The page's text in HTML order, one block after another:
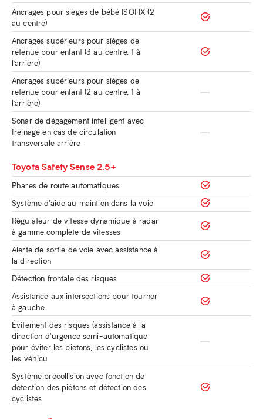
Ancrages pour sièges de bébé ISOFIX (2
au centre)
Ancrages supérieurs pour sièges de
retenue pour enfant (3 au centre, 1 à
l’arrière)
Ancrages supérieurs pour sièges de
retenue pour enfant (2 au centre, 1 à
l’arrière)
Sonar de dégagement intelligent avec
freinage en cas de circulation
transversale arrière
Toyota Safety Sense 2.5+
Phares de route automatiques
Système d'aide au maintien dans la voie
Régulateur de vitesse dynamique à radar
à gamme complète de vitesses
Alerte de sortie de voie avec assistance à
la direction
Détection frontale des risques
Assistance aux intersections pour tourner
à gauche
Évitement des risques (assistance à la
direction d'urgence semi-automatique
pour éviter les piétons, les cyclistes ou
les véhicu
Système précollision avec fonction de
détection des piétons et détection des
cyclistes